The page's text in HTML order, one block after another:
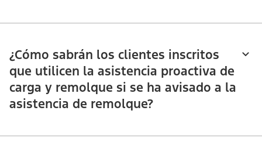
¿Cómo sabrán los clientes inscritos
que utilicen la asistencia proactiva de
carga y remolque si se ha avisado a la
asistencia de remolque?